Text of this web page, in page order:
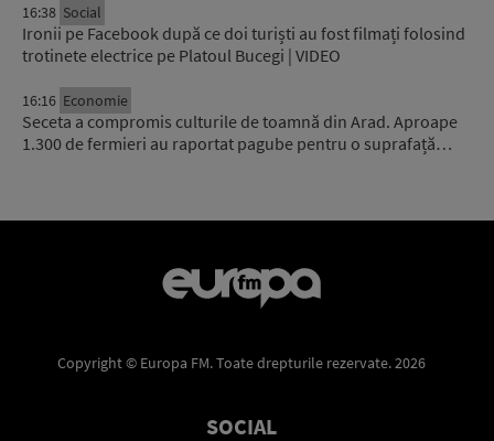
16:38 Social
Ironii pe Facebook după ce doi turiști au fost filmați folosind
trotinete electrice pe Platoul Bucegi | VIDEO
16:16 Economie
Seceta a compromis culturile de toamnă din Arad. Aproape
1.300 de fermieri au raportat pagube pentru o suprafață…
Copyright © Europa FM. Toate drepturile rezervate. 2026
SOCIAL